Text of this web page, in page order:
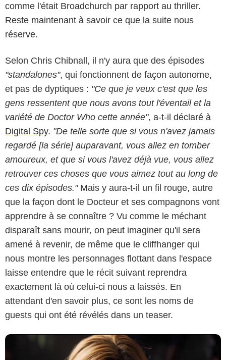
comme l'était Broadchurch par rapport au thriller.
Reste maintenant à savoir ce que la suite nous
réserve.
Selon Chris Chibnall, il n'y aura que des épisodes
"standalones", qui fonctionnent de façon autonome,
et pas de dyptiques : "Ce que je veux c'est que les
gens ressentent que nous avons tout l'éventail et la
variété de Doctor Who cette année", a-t-il déclaré à
Digital Spy. "De telle sorte que si vous n'avez jamais
regardé [la série] auparavant, vous allez en tomber
amoureux, et que si vous l'avez déjà vue, vous allez
retrouver ces choses que vous aimez tout au long de
ces dix épisodes."Mais y aura-t-il un fil rouge, autre
que la façon dont le Docteur et ses compagnons vont
apprendre à se connaître ? Vu comme le méchant
disparaît sans mourir, on peut imaginer qu'il sera
amené à revenir, de même que le cliffhanger qui
nous montre les personnages flottant dans l'espace
laisse entendre que le récit suivant reprendra
exactement là où celui-ci nous a laissés. En
attendant d'en savoir plus, ce sont les noms de
guests qui ont été révélés dans un teaser.